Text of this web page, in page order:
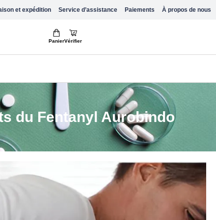
et expédition Service d’assistance Paiements À propos de nous
PanierVérifier
du Fentanyl Aurobindo